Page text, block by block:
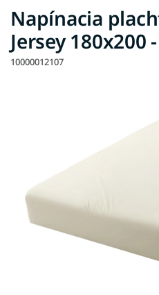
Napínacia
Jersey 180x200
10000012107